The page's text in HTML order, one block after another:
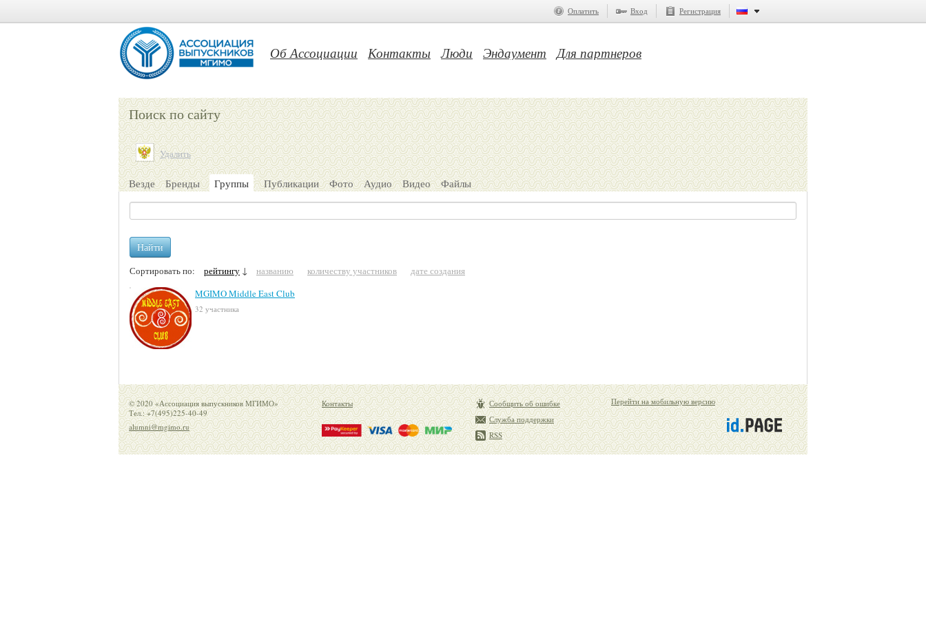
Оплатить Вход Регистрация
Об Ассоциации Контакты Люди Эндаумент Для партнеров
Поиск по сайту
Удалить
Везде Бренды Группы Публикации Фото Аудио Видео Файлы
Найти
Сортировать по: рейтингу ↓ названию количеству участников
дате создания
MGIMO Middle East Club
32 участника
© 2020 «Ассоциация выпускников МГИМО»
Тел.: +7(495)225-40-49
alumni@mgimo.ru
Контакты
Сообщить об ошибке
Служба поддержки
RSS
Перейти на мобильную версию